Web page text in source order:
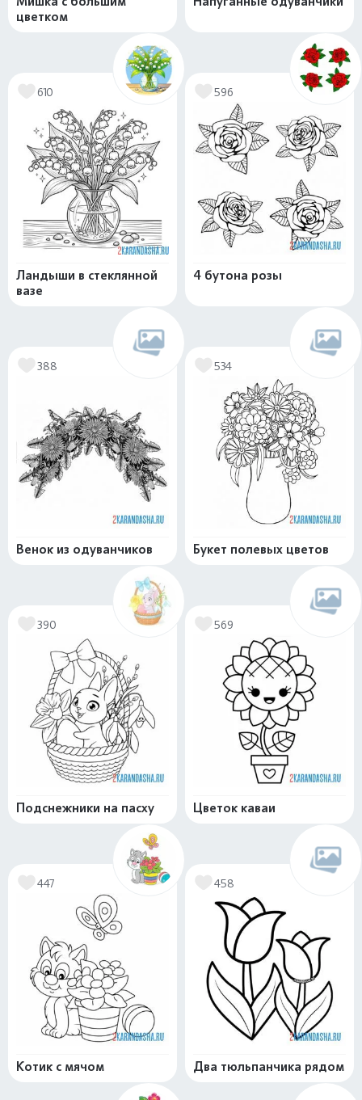
цветком
610
Ландыши в стеклянной
вазе
596
4 бутона розы
388
Венок из одуванчиков
534
Букет полевых цветов
390
Подснежники на пасху
569
Цветок каваи
447
Котик с мячом
458
Два тюльпанчика рядом